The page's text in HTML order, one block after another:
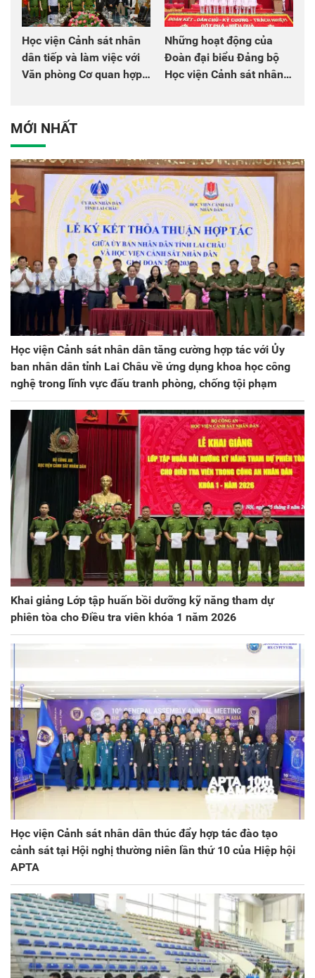
Học viện Cảnh sát nhân
dân tiếp và làm việc với
Văn phòng Cơ quan hợp
Những hoạt động của
Đoàn đại biểu Đảng bộ
Học viện Cảnh sát nhân
MỚI NHẤT
Học viện Cảnh sát nhân dân tăng cường hợp tác với Ủy
ban nhân dân tỉnh Lai Châu về ứng dụng khoa học công
nghệ trong lĩnh vực đấu tranh phòng, chống tội phạm
Khai giảng Lớp tập huấn bồi dưỡng kỹ năng tham dự
phiên tòa cho Điều tra viên khóa 1 năm 2026
Học viện Cảnh sát nhân dân thúc đẩy hợp tác đào tạo
cảnh sát tại Hội nghị thường niên lần thứ 10 của Hiệp hội
APTA